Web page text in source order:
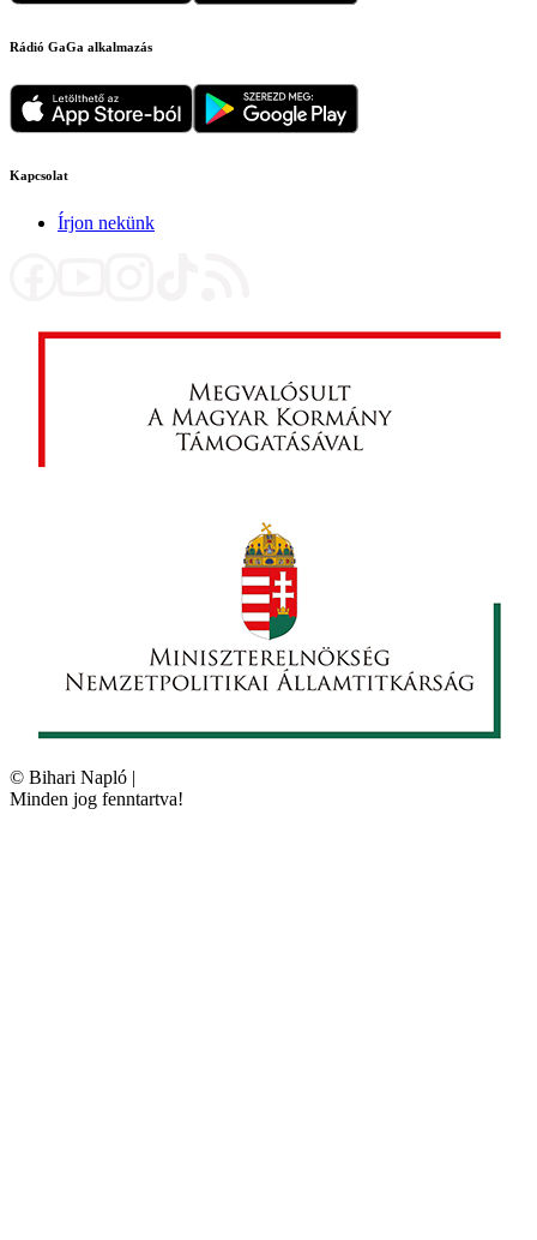
Rádió GaGa alkalmazás
Kapcsolat
Írjon nekünk
© Bihari Napló |
Minden jog fenntartva!